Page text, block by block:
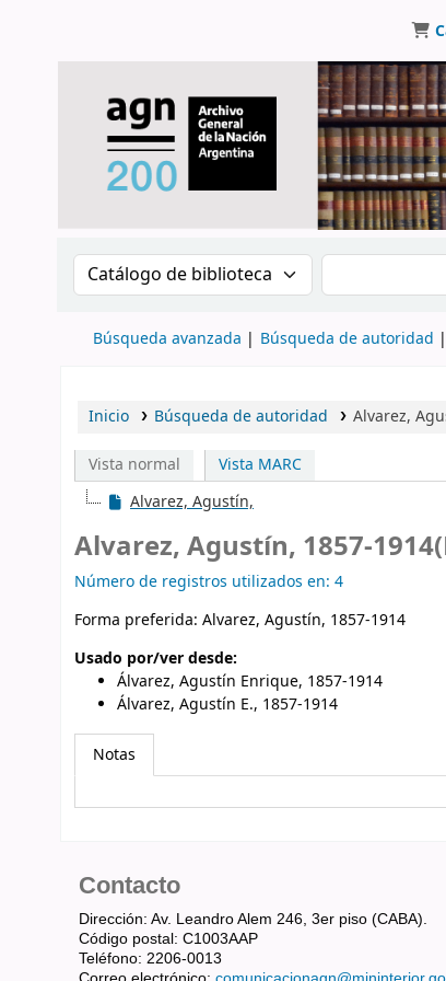
Buscar en el catálogo por: Buscar en el
Búsqueda avanzada Búsqueda de autoridad
Inicio Búsqueda de autoridad Alvarez,
Vista normal
Vista MARC
Alvarez, Agustín,
Alvarez, Agustín, 1857-
Número de registros utilizados en: 4
Forma preferida: Alvarez, Agustín, 1857-1914
Usado por/ver desde:
Álvarez, Agustín Enrique, 1857-1914
Álvarez, Agustín E., 1857-1914
Notas
Contacto
Dirección: Av. Leandro Alem 246, 3er piso (CABA).
Código postal: C1003AAP
Teléfono: 2206-0013
Correo electrónico: